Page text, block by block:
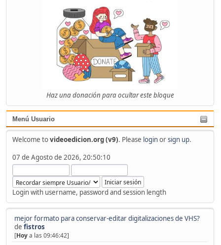
Haz una donación para ocultar este bloque
Menú Usuario
Welcome tovideoedicion.org (v9). Please loginorsign up.
07 de Agosto de 2026, 20:50:10
Login with username, password and session length
mejor formato para conservar-editar digitalizaciones de VHS?
de fistros
[Hoya las 09:46:42]